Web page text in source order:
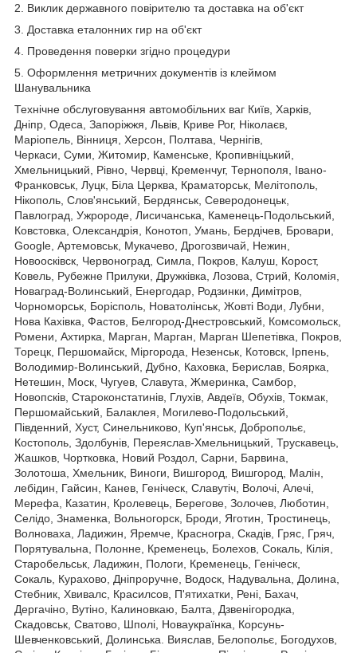
2. Виклик державного повірителю та доставка на об'єкт
3. Доставка еталонних гир на об'єкт
4. Проведення поверки згідно процедури
5. Оформлення метричних документів із клеймом
Шанувальника
Технічне обслуговування автомобільних ваг Київ, Харків,
Дніпр, Одеса, Запоріжжя, Львів, Криве Рог, Ніколаєв,
Маріопель, Вінниця, Херсон, Полтава, Чернігів,
Черкаси, Суми, Житомир, Каменське, Кропивніцький,
Хмельницький, Рівно, Червці, Кременчуг, Тернополя, Івано-
Франковськ, Луцк, Біла Церква, Краматорськ, Мелітополь,
Нікополь, Слов'янський, Бердянськ, Северодонецьк,
Павлоград, Ужророде, Лисичанська, Каменець-Подольський,
Ковстовка, Олександрія, Конотоп, Умань, Бердічев, Бровари,
Google, Артемовськ, Мукачево, Дрогозвичай, Нежин,
Новоосківск, Червоноград, Симла, Покров, Калуш, Корост,
Ковель, Рубежне Прилуки, Дружківка, Лозова, Стрий, Коломія,
Новаград-Волинський, Енергодар, Родзинки, Димітров,
Чорноморськ, Борісполь, Новатолінськ, Жовті Води, Лубни,
Нова Кахівка, Фастов, Белгород-Днестровський, Комсомольск,
Ромени, Ахтирка, Марган, Марган, Марган Шепетівка, Покров,
Торецк, Першомайск, Міргорода, Незенськ, Котовск, Ірпень,
Володимир-Волинський, Дубно, Каховка, Берислав, Боярка,
Нетешин, Моск, Чугуев, Славута, Жмеринка, Самбор,
Новопсків, Староконстатинів, Глухів, Авдеїв, Обухів, Токмак,
Першомайський, Балаклея, Могилево-Подольський,
Південний, Хуст, Синельниково, Куп'янськ, Добропольє,
Костополь, Здолбунів, Переяслав-Хмельницький, Трускавець,
Жашков, Чортковка, Новий Роздол, Сарни, Барвина,
Золотоша, Хмельник, Виноги, Вишгород, Вишгород, Малін,
лебідин, Гайсин, Канев, Геніческ, Славутіч, Волочі, Алечі,
Мерефа, Казатин, Кролевець, Берегове, Золочев, Люботин,
Селідо, Знаменка, Вольногорск, Броди, Яготин, Тростинець,
Волноваха, Ладижин, Яремче, Красногра, Скадів, Гряс, Гряч,
Порятувальна, Полонне, Кременець, Болехов, Сокаль, Кілія,
Старобельськ, Ладижин, Пологи, Кременець, Геніческ,
Сокаль, Курахово, Дніпроручне, Водоск, Надувальна, Долина,
Стебник, Хвивалс, Красилсов, П'ятихатки, Рені, Бахач,
Дергачіно, Вутіно, Калиновкаю, Балта, Дзвенігородка,
Скадовськ, Сватово, Шполі, Новаукраїнка, Корсунь-
Шевченковський, Долинська. Вияслав, Белопольє, Богодухов,